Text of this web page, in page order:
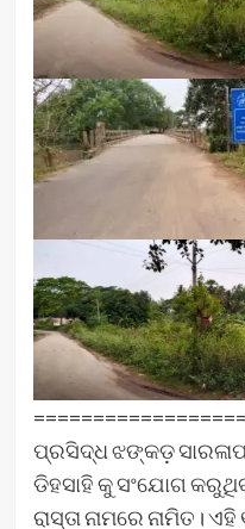
ପ୍ରସିଦ୍ଧ ଝଙ୍କଡ଼
ଡିହସାହି କୁ ସଂଯୋଗ
ରାସ୍ତା ନାମରେ ନାମିତ।